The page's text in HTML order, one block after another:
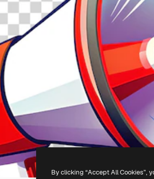
By clicking “Accept All Cookies”,